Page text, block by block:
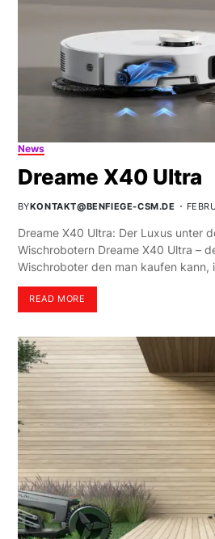
News
Dreame X40 Ultra
BYKONTAKT@BENFIEGE-CSM.DE
Dreame X40 Ultra: Der Luxus unter
Wischrobotern Dreame X40 Ultra –
Wischroboter den man kaufen kann,
READ MORE